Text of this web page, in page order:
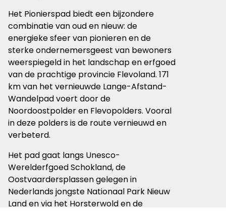
Het Pionierspad biedt een bijzondere
combinatie van oud en nieuw: de
energieke sfeer van pionieren en de
sterke ondernemersgeest van bewoners
weerspiegeld in het landschap en erfgoed
van de prachtige provincie Flevoland. 171
km van het vernieuwde Lange-Afstand-
Wandelpad voert door de
Noordoostpolder en Flevopolders. Vooral
in deze polders is de route vernieuwd en
verbeterd.
Het pad gaat langs Unesco-
Werelderfgoed Schokland, de
Oostvaardersplassen gelegen in
Nederlands jongste Nationaal Park Nieuw
Land en via het Horsterwold en de